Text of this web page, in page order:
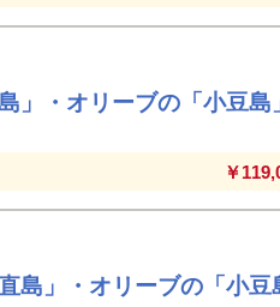
」・オリーブの「小豆島
￥
島」・オリーブの「小豆